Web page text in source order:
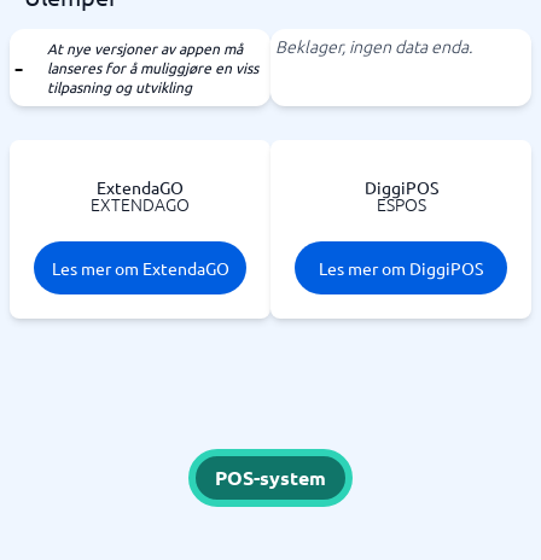
At nye versjoner av appen må
lanseres for å muliggjøre en viss
tilpasning og utvikling
Beklager, ingen data enda.
ExtendaGO
EXTENDAGO
Les mer om ExtendaGO
DiggiPOS
ESPOS
Les mer om DiggiPOS
POS-system